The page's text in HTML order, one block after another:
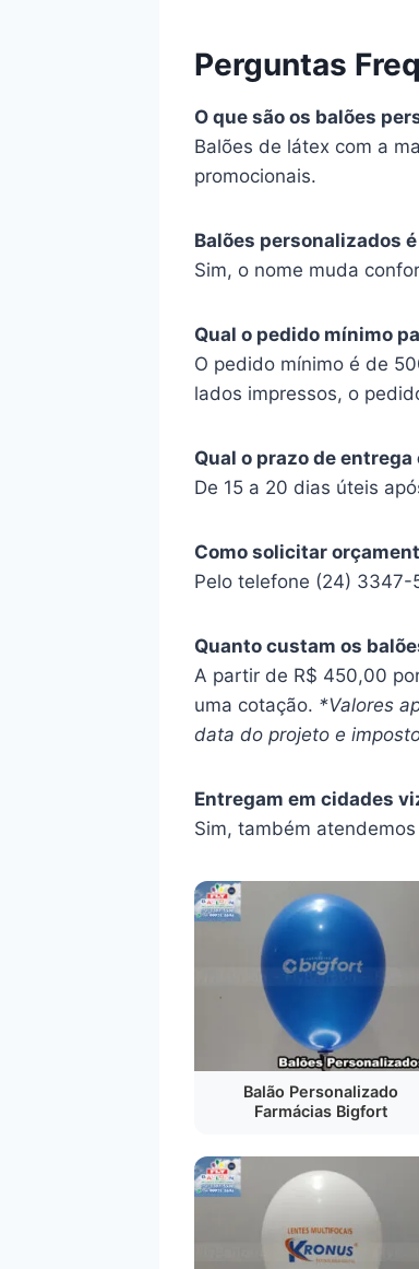
Perguntas
O que são os balões
Balões de látex com a
promocionais.
Balões personalizados
Sim, o nome muda
Qual o pedido mínimo
O pedido mínimo é de
lados impressos, o
Qual o prazo de entrega
De 15 a 20 dias úteis
Como solicitar
Pelo telefone (24)
Quanto custam os
A partir de R$ 450,00
uma cotação. *Valores
data do projeto e
Entregam em cidades
Sim, também
Balão Personalizado
Farmácias Bigfort